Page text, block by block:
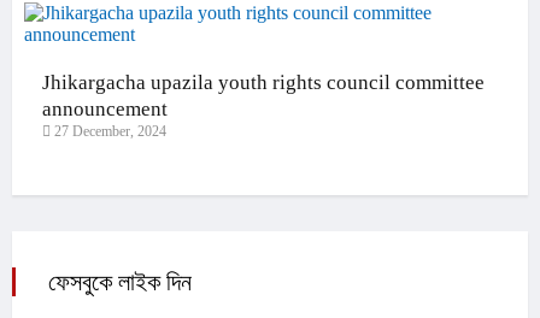
Jhikargacha upazila youth rights council committee
announcement
27 December, 2024
ফেসবুকে লাইক দিন